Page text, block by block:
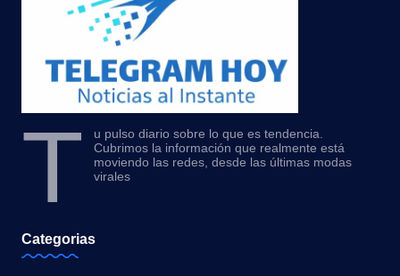
T
u pulso diario sobre lo que es tendencia.
Cubrimos la información que realmente está
moviendo las redes, desde las últimas modas
virales
Categorias